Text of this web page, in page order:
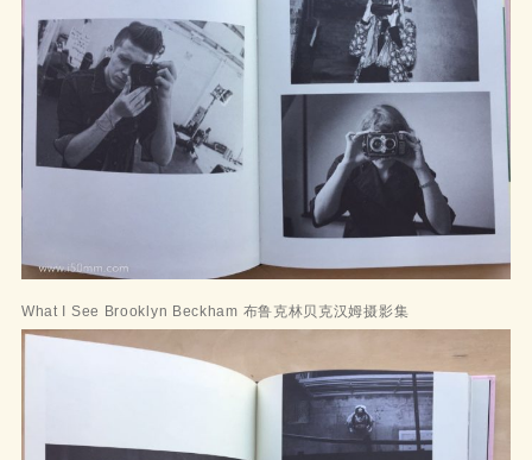
What I See Brooklyn Beckham 布鲁克林贝克汉姆摄影集